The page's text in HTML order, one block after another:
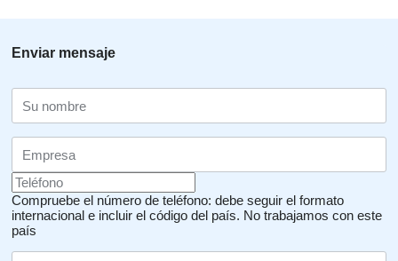
Enviar mensaje
Compruebe el número de teléfono: debe seguir el formato
internacional e incluir el código del país. No trabajamos con este
país